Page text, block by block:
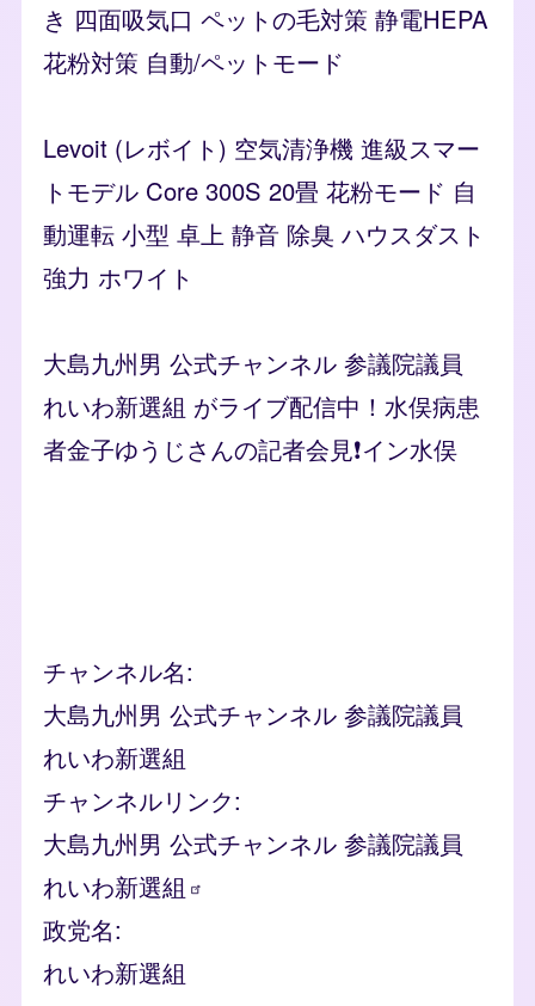
き 四面吸気口 ペットの毛対策 静電HEPA
花粉対策 自動/ペットモード
Levoit (レボイト) 空気清浄機 進級スマー
トモデル Core 300S 20畳 花粉モード 自
動運転 小型 卓上 静音 除臭 ハウスダスト
強力 ホワイト
大島九州男 公式チャンネル 参議院議員
れいわ新選組 がライブ配信中！水俣病患
者金子ゆうじさんの記者会見❗️イン水俣
チャンネル名
大島九州男 公式チャンネル 参議院議員
れいわ新選組
チャンネルリンク
大島九州男 公式チャンネル 参議院議員
れいわ新選組
政党名
れいわ新選組